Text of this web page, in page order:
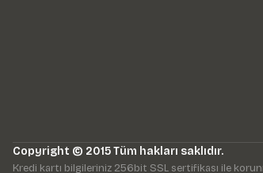
Copyright © 2015 Tüm hakları saklıdır.
Kredi kartı bilgileriniz 256bit SSL sertifikası ile